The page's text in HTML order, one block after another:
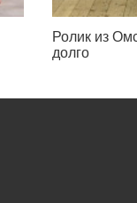
Ролик из
долго